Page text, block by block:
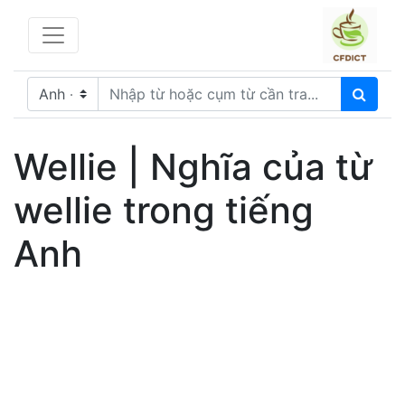
Wellie | Nghĩa của từ
wellie trong tiếng
Anh